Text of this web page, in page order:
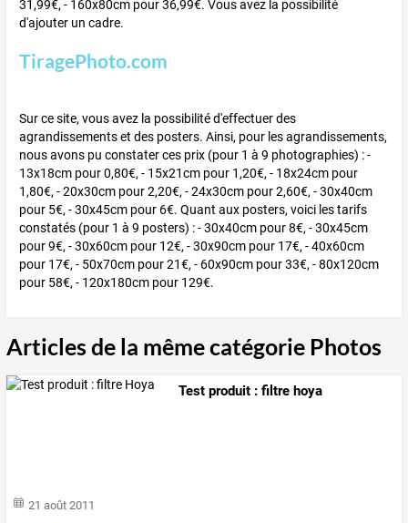
31,99€, - 160x80cm pour 36,99€. Vous avez la possibilité
d'ajouter un cadre.
TiragePhoto.com
Sur ce site, vous avez la possibilité d'effectuer des
agrandissements et des posters. Ainsi, pour les agrandissements,
nous avons pu constater ces prix (pour 1 à 9 photographies) : -
13x18cm pour 0,80€, - 15x21cm pour 1,20€, - 18x24cm pour
1,80€, - 20x30cm pour 2,20€, - 24x30cm pour 2,60€, - 30x40cm
pour 5€, - 30x45cm pour 6€. Quant aux posters, voici les tarifs
constatés (pour 1 à 9 posters) : - 30x40cm pour 8€, - 30x45cm
pour 9€, - 30x60cm pour 12€, - 30x90cm pour 17€, - 40x60cm
pour 17€, - 50x70cm pour 21€, - 60x90cm pour 33€, - 80x120cm
pour 58€, - 120x180cm pour 129€.
Articles de la même catégorie Photos
Test produit : filtre hoya
21 août 2011